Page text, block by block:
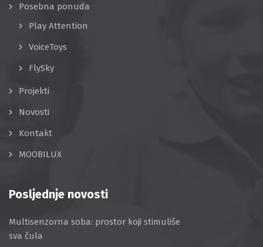
Posebna ponuda
Play Attention
VoiceToys
FlySky
Projekti
Novosti
Kontakt
MOOBILUX
Posljednje novosti
Multisenzorna soba: prostor koji stimuliše
sva čula